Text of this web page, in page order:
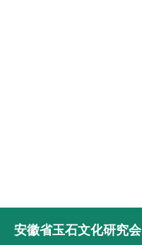
安徽省玉石文化研究会